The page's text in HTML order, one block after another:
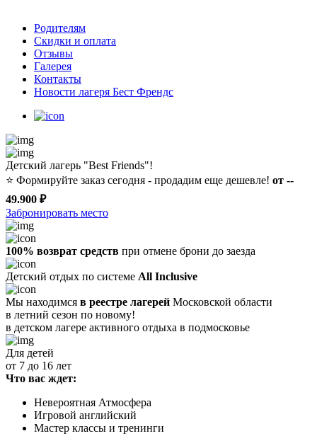
Родителям
Скидки и оплата
Отзывы
Галерея
Контакты
Новости лагеря Бест Френдс
Детский лагерь "Best Friends"!
⭐️ Формируйте заказ сегодня - продадим еще дешевле! от --
49.900 ₽
Забронировать место
100% возврат средств при отмене брони до заезда
Детский отдых по системе All Inclusive
Мы находимся в реестре лагерей Московской области
в летний сезон по новому!
в детском лагере активного отдыха в подмосковье
Для детей
от 7 до 16 лет
Что вас ждет:
Невероятная Атмосфера
Игровой английский
Мастер классы и тренинги